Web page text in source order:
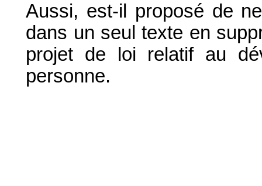
Aussi, est-il proposé de
dans un seul texte en
projet de loi relatif au
personne.